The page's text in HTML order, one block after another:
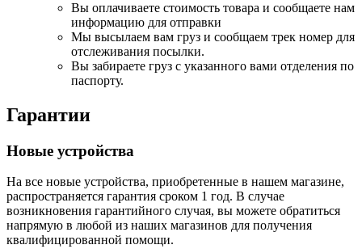
Вы оплачиваете стоимость товара и сообщаете нам
информацию для отправки
Мы высылаем вам груз и сообщаем трек номер для
отслеживания посылки.
Вы забираете груз с указанного вами отделения по
паспорту.
Гарантии
Новые устройства
На все новые устройства, приобретенные в нашем магазине,
распространяется гарантия сроком 1 год. В случае
возникновения гарантийного случая, вы можете обратиться
напрямую в любой из наших магазинов для получения
квалифицированной помощи.